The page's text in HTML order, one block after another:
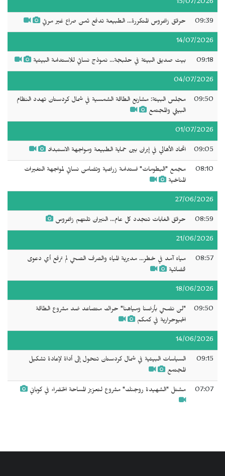
15/07/2026
09:39 حرائق زاغروس المتكررة... الطبيعة تدفع ثمن صراع غير مرئي
14/07/2026
09:18 بيت صديق البيئة في حلبجة... نموذج نسائي للاستدامة البيئية
04/07/2026
09:50
مجلس البيئة: مشاريع الطاقة الشمسية في شمال كردستان تهدد النظام
البيئي والمجتمع
01/07/2026
09:05 اتحاد الأهالي في إيران بين حماية الطبيعة ومواجهة الاستبداد
08:10
مجمع "البطومات" استدامة زراعية وتضامن نسائي لمواجهة التغيرات
المناخية
27/06/2026
08:59 حرائق الغابات تتجدد كل عام... النيران تلتهم زاغروس
21/06/2026
08:57
مياه آمد في خطر... مديرية المياه والصرف الصحي لم ترفع أي دعوى
قضائية
18/06/2026
09:50
"لن نضحي بأرضنا ومياهنا" حراك متصاعد ضد مشروع الطاقة
الجيوحرارية في كمكم
14/06/2026
09:15
السياسات البيئية في شمال كردستان تتحول إلى أداة لإعادة تشكيل
المجتمع
07:07 مشتل "الشهيدة روجنك" مشروع لتعزيز المساحة الخضراء في كوباني